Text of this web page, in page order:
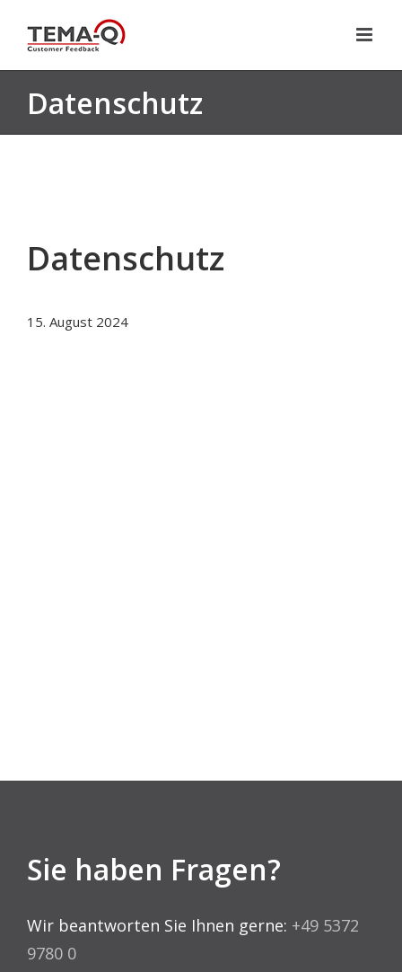
Inhalt
springen
Datenschutz
Datenschutz
15. August 2024
Sie haben Fragen?
Wir beantworten Sie Ihnen gerne: +49 5372
9780 0